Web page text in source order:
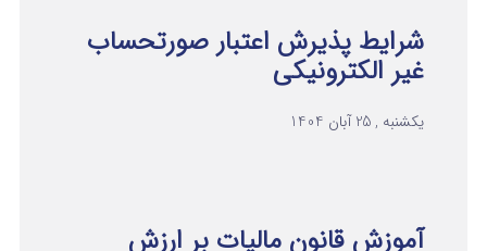
شرایط پذیرش اعتبار صورتحساب
غیر الکترونیکی
یکشنبه , 25 آبان 1404
آموزش قانون مالیات بر ارزش